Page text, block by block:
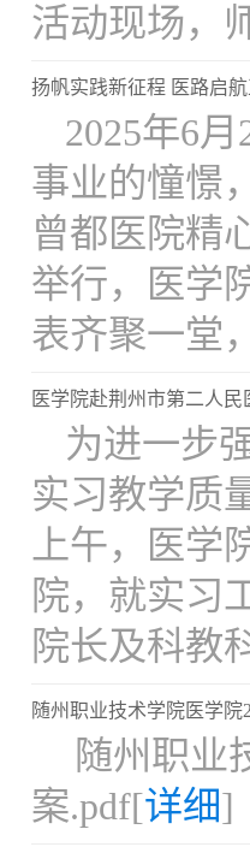
活动现场，
扬帆实践新征程 医路启
2025年6
事业的憧憬
曾都医院精
举行，医学
表齐聚一堂
医学院赴荆州市第二人
为进一步
实习教学质
上午，医
院，就实习
院长及科教
随州职业技术学院医学
随州职
案.pdf[详细]